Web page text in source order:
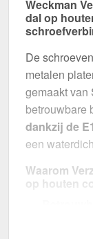
Weckman
dal op
De
metalen
gemaakt van
betrouwbare
dankzij de
een
Waarom
op houten